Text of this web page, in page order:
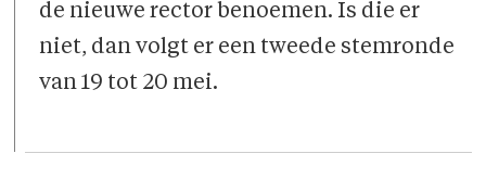
de nieuwe rector benoemen. Is die er
niet, dan volgt er een tweede stemronde
van 19 tot 20 mei.